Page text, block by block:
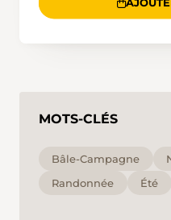
MOTS-CLÉS
Bâle-Campagne
Randonnée
Été